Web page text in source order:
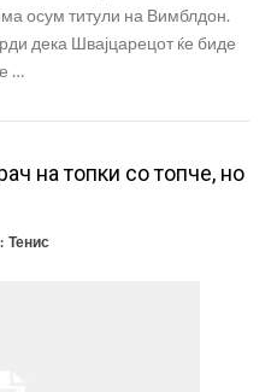
осум титули на Вимблдон.
дека Швајцарецот ќе биде
…
на топки со топче, но
Тенис